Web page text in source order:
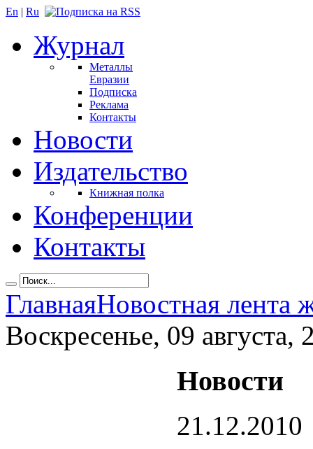
En | Ru
Журнал
Металлы
Евразии
Подписка
Реклама
Контакты
Новости
Издательство
Книжная полка
Конференции
Контакты
ГлавнаяНовостная лента
Воскресенье, 09 августа,
Новости
21.12.2010